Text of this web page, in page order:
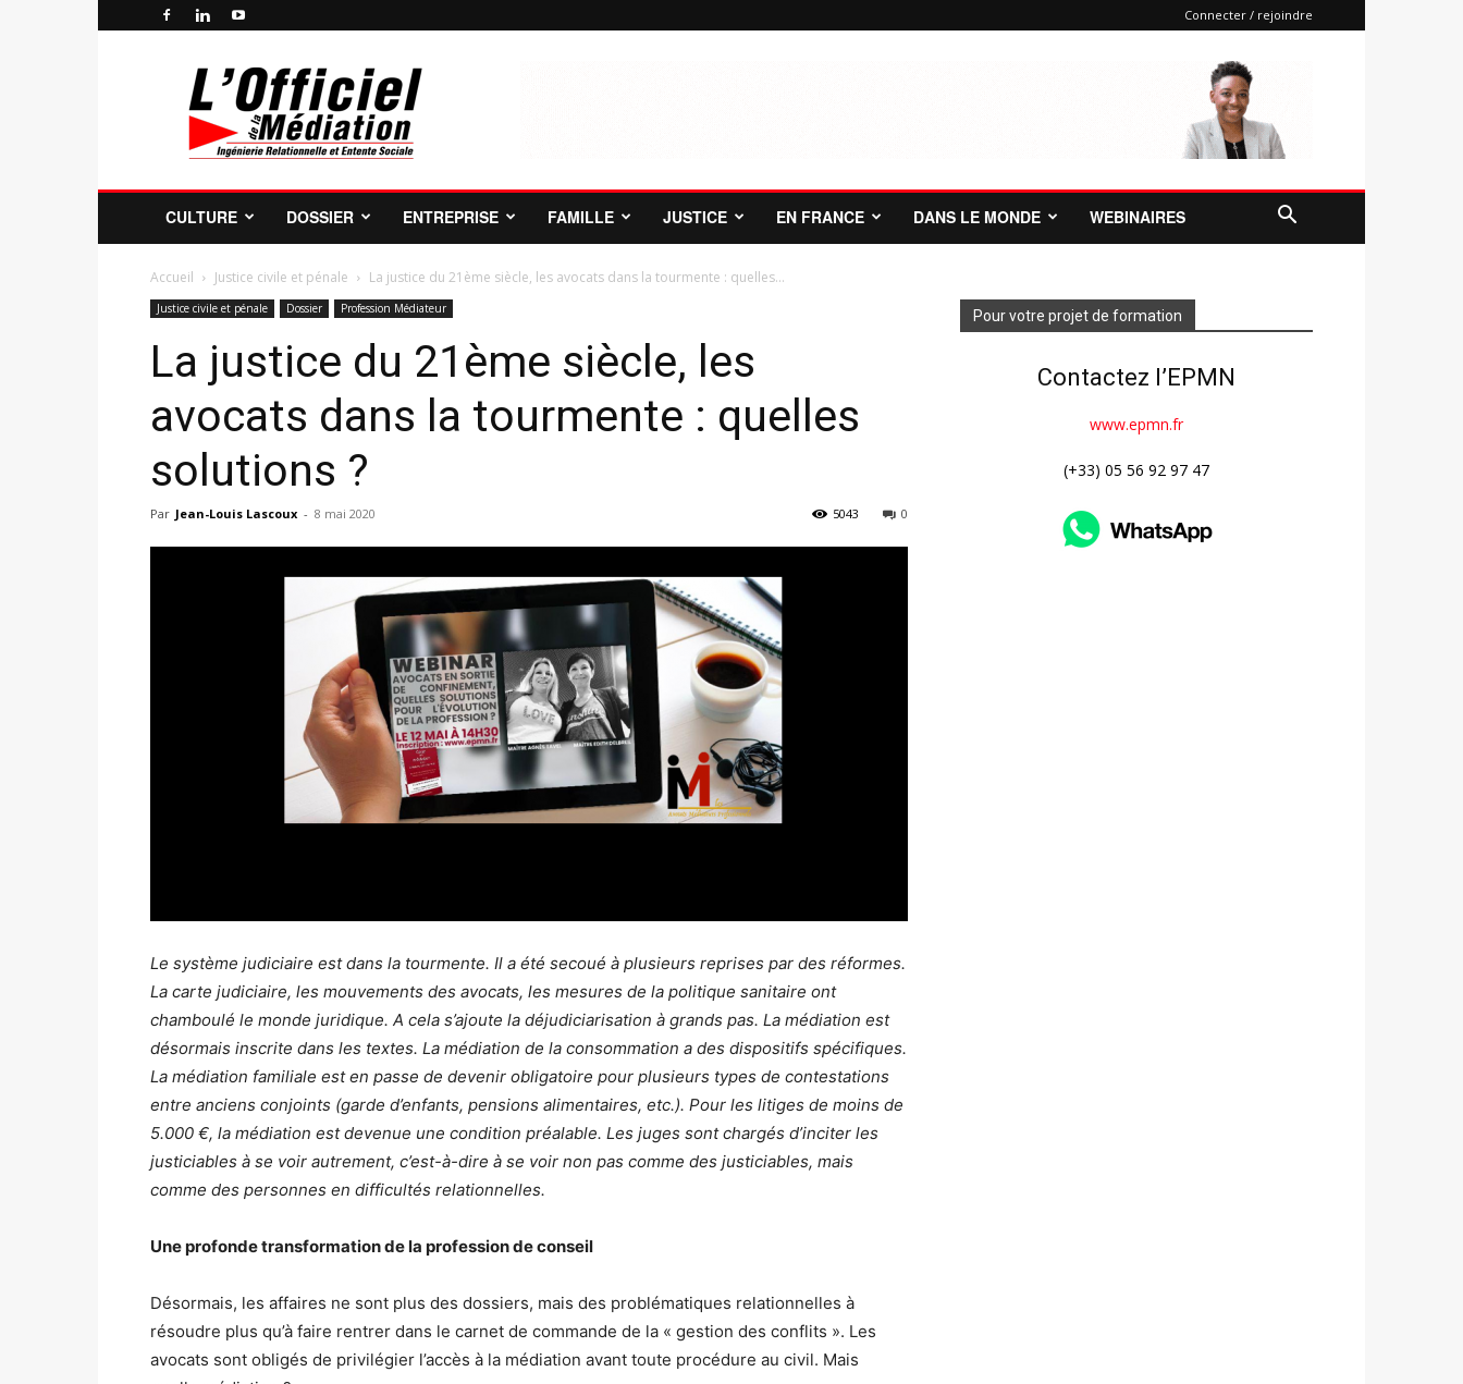
Connecter / rejoindre
Officiel
Médiation
Professionnelle
et
de
Médiateur
CULTURE DOSSIER ENTREPRISE FAMILLE JUSTICE EN FRANCE DANS LE MONDE WEBINAIRES
Accueil Justice civile et pénale La justice du 21ème siècle, les avocats dans la tourmente : quelles...
Justice civile et pénale Dossier Profession Médiateur
La justice du 21ème siècle, les
avocats dans la tourmente : quelles
solutions ?
Par Jean-Louis Lascoux - 8 mai 2020 0
5043
Le système judiciaire est dans la tourmente. Il a été secoué à plusieurs reprises par des réformes.
La carte judiciaire, les mouvements des avocats, les mesures de la politique sanitaire ont
chamboulé le monde juridique. A cela s’ajoute la déjudiciarisation à grands pas. La médiation est
désormais inscrite dans les textes. La médiation de la consommation a des dispositifs spécifiques.
La médiation familiale est en passe de devenir obligatoire pour plusieurs types de contestations
entre anciens conjoints (garde d’enfants, pensions alimentaires, etc.). Pour les litiges de moins de
5.000 €, la médiation est devenue une condition préalable. Les juges sont chargés d’inciter les
justiciables à se voir autrement, c’est-à-dire à se voir non pas comme des justiciables, mais
comme des personnes en difficultés relationnelles.
Une profonde transformation de la profession de conseil
Désormais, les affaires ne sont plus des dossiers, mais des problématiques relationnelles à
résoudre plus qu’à faire rentrer dans le carnet de commande de la « gestion des conflits ». Les
avocats sont obligés de privilégier l’accès à la médiation avant toute procédure au civil. Mais
Pour votre projet de formation
Contactez l’EPMN
www.epmn.fr
(+33) 05 56 92 97 47